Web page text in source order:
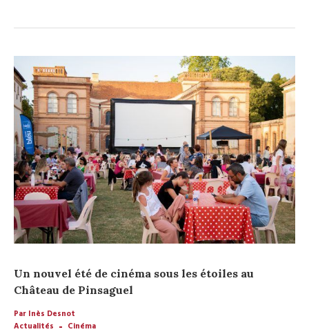
Un nouvel été de cinéma sous les étoiles au
Château de Pinsaguel
Par Inès Desnot
Actualités
Cinéma